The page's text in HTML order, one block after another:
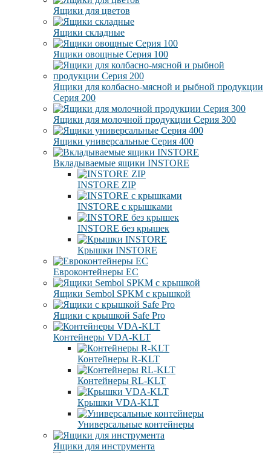
Ящики для цветов
Ящики складные
Ящики овощные Серия 100
Ящики для колбасно-мясной и рыбной продукции
Серия 200
Ящики для молочной продукции Серия 300
Ящики универсальные Серия 400
Вкладываемые ящики INSTORE
INSTORE ZIP
INSTORE с крышками
INSTORE без крышек
Крышки INSTORE
Евроконтейнеры ЕC
Ящики Sembol SPKM с крышкой
Ящики с крышкой Safe Pro
Контейнеры VDA-KLT
Контейнеры R-KLT
Контейнеры RL-KLT
Крышки VDA-KLT
Универсальные контейнеры
Ящики для инструмента